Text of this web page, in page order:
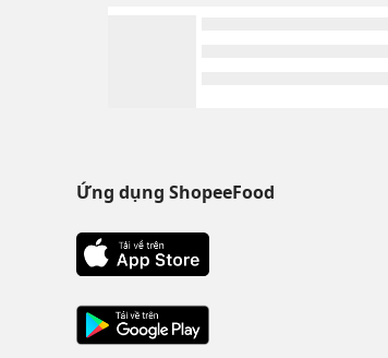
Ứng dụng ShopeeFood